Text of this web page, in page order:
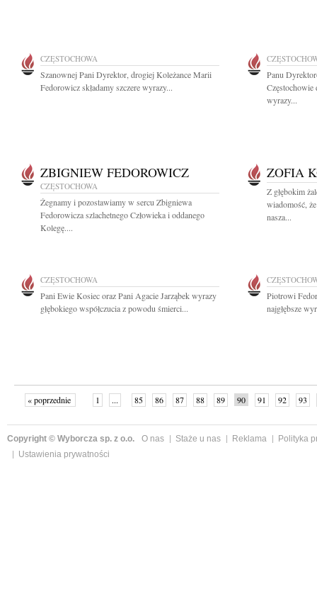
CZĘSTOCHOWA
Szanownej Pani Dyrektor, drogiej Koleżance Marii
Fedorowicz składamy szczere wyrazy...
Panu
Częstochowie
wyrazy...
ZBIGNIEW FEDOROWICZ
CZĘSTOCHOWA
Żegnamy i pozostawiamy w sercu Zbigniewa
Fedorowicza szlachetnego Człowieka i oddanego
Kolegę....
ZOFIA
Z głębokim
wiadomość,
nasza...
CZĘSTOCHOWA
Pani Ewie Kosiec oraz Pani Agacie Jarząbek wyrazy
głębokiego współczucia z powodu śmierci...
Piotrowi
najgłębsze
« poprzednie 1 ... 85 86 87 88 89 90 91 92
93
Copyright © Wyborcza sp. z o.o. O nas Staże u nas Reklama
Polityka
Ustawienia prywatności